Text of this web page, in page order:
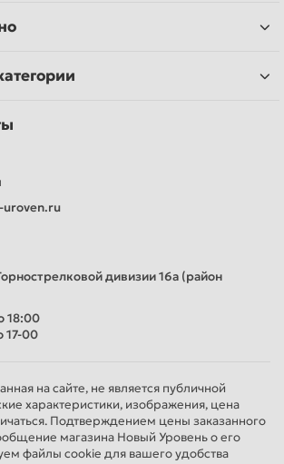
uroven.ru
дивизии 16а (район
18:00
17-00
на сайте, не является публичной
характеристики, изображения, цена
Подтверждением цены заказанного
магазина Новый Уровень о его
файлы cookie для вашего удобства